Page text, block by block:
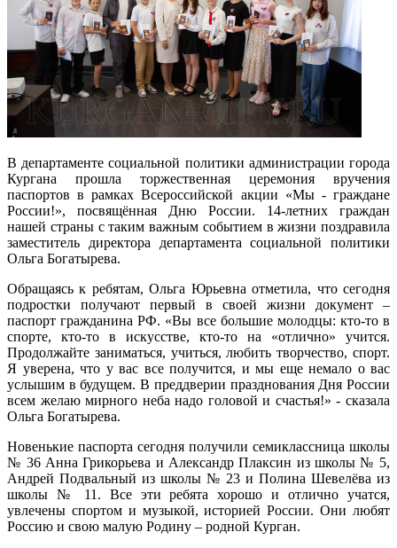
В департаменте социальной политики администрации города
Кургана прошла торжественная церемония вручения
паспортов в рамках Всероссийской акции «Мы - граждане
России!», посвящённая Дню России. 14-летних граждан
нашей страны с таким важным событием в жизни поздравила
заместитель директора департамента социальной политики
Ольга Богатырева.
Обращаясь к ребятам, Ольга Юрьевна отметила, что сегодня
подростки получают первый в своей жизни документ –
паспорт гражданина РФ. «Вы все большие молодцы: кто-то в
спорте, кто-то в искусстве, кто-то на «отлично» учится.
Продолжайте заниматься, учиться, любить творчество, спорт.
Я уверена, что у вас все получится, и мы еще немало о вас
услышим в будущем. В преддверии празднования Дня России
всем желаю мирного неба надо головой и счастья!» - сказала
Ольга Богатырева.
Новенькие паспорта сегодня получили семиклассница школы
№ 36 Анна Грикорьева и Александр Плаксин из школы № 5,
Андрей Подвальный из школы № 23 и Полина Шевелёва из
школы № 11. Все эти ребята хорошо и отлично учатся,
увлечены спортом и музыкой, историей России. Они любят
Россию и свою малую Родину – родной Курган.